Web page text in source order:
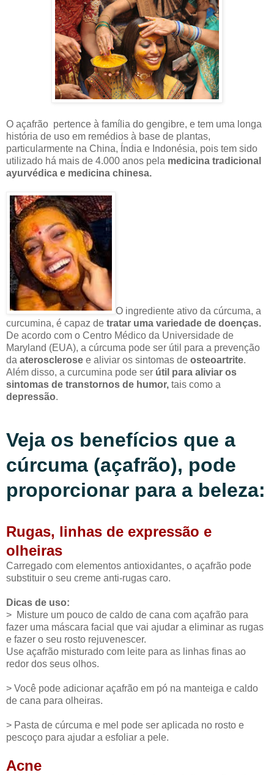
O açafrão pertence à família do gengibre, e tem uma longa
história de uso em remédios à base de plantas,
particularmente na China, Índia e Indonésia, pois tem sido
utilizado há mais de 4.000 anos pela medicina tradicional
ayurvédica e medicina chinesa.
O ingrediente ativo da cúrcuma, a
curcumina, é capaz de tratar uma variedade de doenças.
De acordo com o Centro Médico da Universidade de
Maryland (EUA), a cúrcuma pode ser útil para a prevenção
da aterosclerose e aliviar os sintomas de osteoartrite.
Além disso, a curcumina pode ser útil para aliviar os
sintomas de transtornos de humor, tais como a
depressão.
Veja os benefícios que a
cúrcuma (açafrão), pode
proporcionar para a beleza:
Rugas, linhas de expressão e
olheiras
Carregado com elementos antioxidantes, o açafrão pode
substituir o seu creme anti-rugas caro.
Dicas de uso:
> Misture um pouco de caldo de cana com açafrão para
fazer uma máscara facial que vai ajudar a eliminar as rugas
e fazer o seu rosto rejuvenescer.
Use açafrão misturado com leite para as linhas finas ao
redor dos seus olhos.
> Você pode adicionar açafrão em pó na manteiga e caldo
de cana para olheiras.
> Pasta de cúrcuma e mel pode ser aplicada no rosto e
pescoço para ajudar a esfoliar a pele.
Acne